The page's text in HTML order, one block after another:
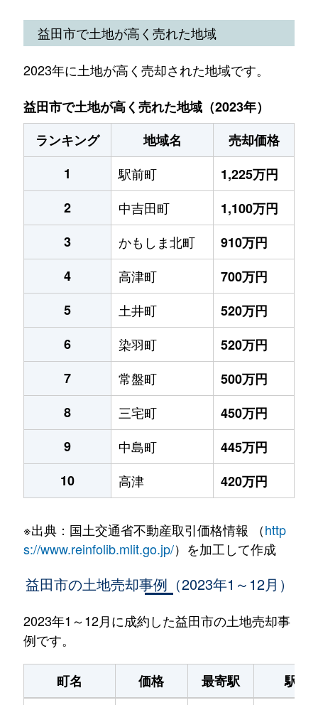
益田市で土地が高く売れた地域
2023年に土地が高く売却された地域です。
益田市で土地が高く売れた地域（2023年）
ランキング
地域名
売却価格
1
駅前町
1,225万円
2
中吉田町
1,100万円
3
かもしま北町
910万円
4
高津町
700万円
5
土井町
520万円
6
染羽町
520万円
7
常盤町
500万円
8
三宅町
450万円
9
中島町
445万円
10
高津 420万円
※出典：国土交通省不動産取引価格情報 （http
s://www.reinfolib.mlit.go.jp/）を加工して作成
益田市の土地売却事例（2023年1～12月）
2023年1～12月に成約した益田市の土地売却事
例です。
町名 価格 最寄駅
駅徒